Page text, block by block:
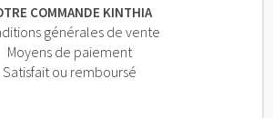
COMMANDE KINTHIA
générales de vente
Moyens de paiement
Satisfait ou remboursé